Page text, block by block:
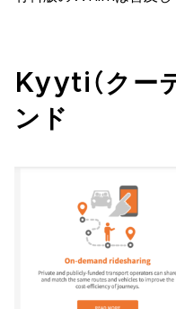
Kyyti（クー
ンド